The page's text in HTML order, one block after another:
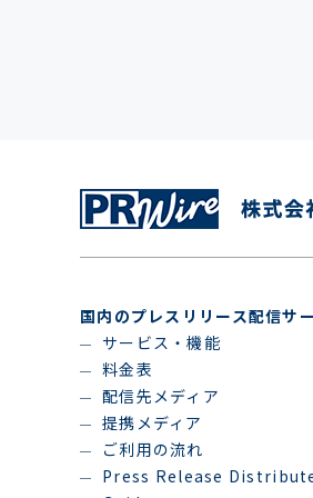
国内のプレスリリース配信サ
サービス・機能
料金表
配信先メディア
提携メディア
ご利用の流れ
Press Release